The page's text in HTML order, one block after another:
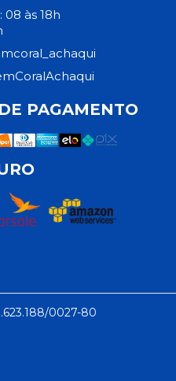
08 às 18h
PAGAMENTO
0027-80